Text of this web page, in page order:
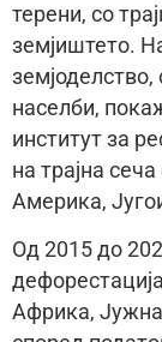
терени, со
земјиштето.
населби,
институт за
на трајна
Америка,
Од 2015 до
Африка, Јужна